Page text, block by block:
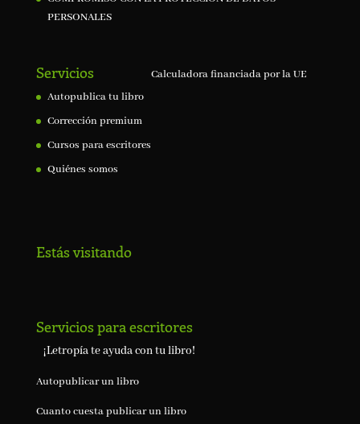
PERSONALES
Servicios
Autopublica tu libro
Corrección premium
Cursos para escritores
Quiénes somos
Calculadora financiada por la UE
Estás visitando
Servicios para escritores
¡Letropía te ayuda con tu libro!
Autopublicar un libro
Cuanto cuesta publicar un libro